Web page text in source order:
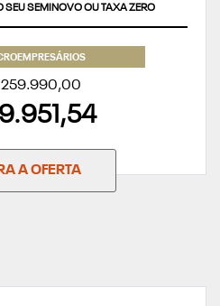
SEU SEMINOVO OU TAXA ZERO
259.990,00
A OFERTA